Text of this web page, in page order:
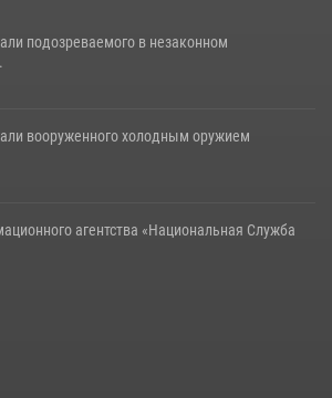
подозреваемого в незаконном
вооруженного холодным оружием
агентства «Национальная Служба